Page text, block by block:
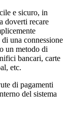
e sicuro, in
doverti recare
una connessione
un metodo di
bancari, carte
etc.
di pagamenti
del sistema